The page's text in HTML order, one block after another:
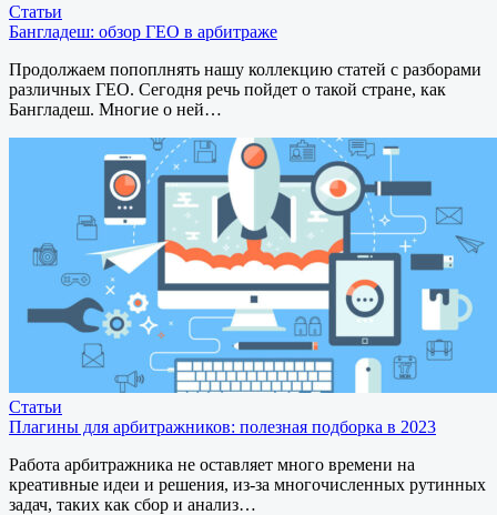
Статьи
Бангладеш: обзор ГЕО в арбитраже
Продолжаем попоплнять нашу коллекцию статей с разборами
различных ГЕО. Сегодня речь пойдет о такой стране, как
Бангладеш. Многие о ней…
Статьи
Плагины для арбитражников: полезная подборка в 2023
Работа арбитражника не оставляет много времени на
креативные идеи и решения, из-за многочисленных рутинных
задач, таких как сбор и анализ…